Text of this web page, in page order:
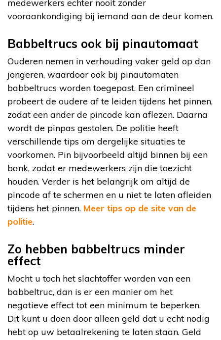
medewerkers echter nooit zonder
vooraankondiging bij iemand aan de deur komen.
Babbeltrucs ook bij pinautomaat
Ouderen nemen in verhouding vaker geld op dan
jongeren, waardoor ook bij pinautomaten
babbeltrucs worden toegepast. Een crimineel
probeert de oudere af te leiden tijdens het pinnen,
zodat een ander de pincode kan aflezen. Daarna
wordt de pinpas gestolen. De politie heeft
verschillende tips om dergelijke situaties te
voorkomen. Pin bijvoorbeeld altijd binnen bij een
bank, zodat er medewerkers zijn die toezicht
houden. Verder is het belangrijk om altijd de
pincode af te schermen en u niet te laten afleiden
tijdens het pinnen. Meer tips op de site van de
politie.
Zo hebben babbeltrucs minder
effect
Mocht u toch het slachtoffer worden van een
babbeltruc, dan is er een manier om het
negatieve effect tot een minimum te beperken.
Dit kunt u doen door alleen geld dat u echt nodig
hebt op uw betaalrekening te laten staan. Geld